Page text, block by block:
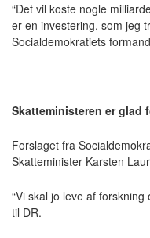
“Det vil koste nogle
er en investering, som jeg
Socialdemokratiets
Skatteministeren er glad
Forslaget fra
Skatteminister Karsten
“Vi skal jo leve af
til DR.